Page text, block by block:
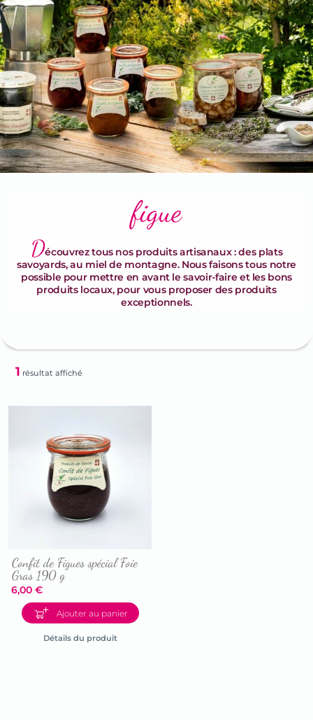
figue
Découvrez tous nos produits artisanaux : des plats
savoyards, au miel de montagne. Nous faisons tous notre
possible pour mettre en avant le savoir-faire et les bons
produits locaux, pour vous proposer des produits
exceptionnels.
1 résultat affiché
Confit de Figues spécial Foie
Gras 190 g
6,00 €
Accéder
Ajouter au panier
Détails du produit